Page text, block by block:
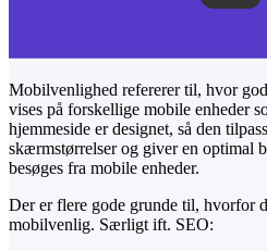
Mobilvenlighed refererer til, hvor
vises på forskellige mobile enheder
hjemmeside er designet, så den
skærmstørrelser og giver en optimal
besøges fra mobile enheder.
Der er flere gode grunde til, hvorfor
mobilvenlig. Særligt ift. SEO: